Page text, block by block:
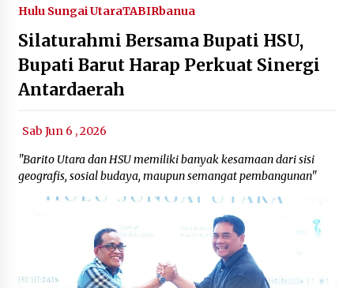
Hulu Sungai UtaraTABIRbanua
Silaturahmi Bersama Bupati HSU,
Bupati Barut Harap Perkuat Sinergi
Antardaerah
Sab Jun 6 , 2026
"Barito Utara dan HSU memiliki banyak kesamaan dari sisi
geografis, sosial budaya, maupun semangat pembangunan"